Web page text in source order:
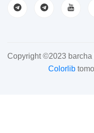
Copyright ©2023
Colorlib